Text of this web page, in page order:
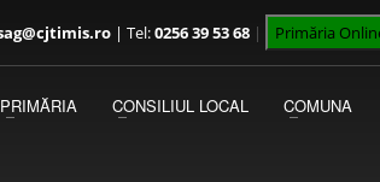
- 13:00
| Tel:0256 39 53 68 | Primăria
PRIMĂRIA CONSILIUL LOCAL COMUNA